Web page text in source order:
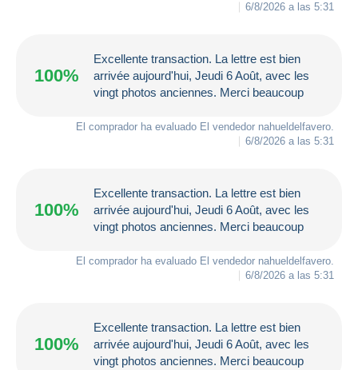
6/8/2026 a las 5:31
100%
Excellente transaction. La lettre est bien
arrivée aujourd'hui, Jeudi 6 Août, avec les
vingt photos anciennes. Merci beaucoup
El comprador ha evaluado El vendedor nahueldelfavero.
6/8/2026 a las 5:31
100%
Excellente transaction. La lettre est bien
arrivée aujourd'hui, Jeudi 6 Août, avec les
vingt photos anciennes. Merci beaucoup
El comprador ha evaluado El vendedor nahueldelfavero.
6/8/2026 a las 5:31
100%
Excellente transaction. La lettre est bien
arrivée aujourd'hui, Jeudi 6 Août, avec les
vingt photos anciennes. Merci beaucoup